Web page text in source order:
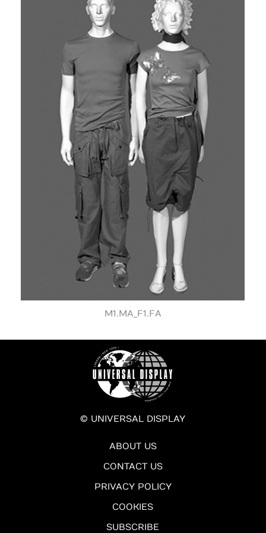
M1.MA_F1.FA
© UNIVERSAL DISPLAY
ABOUT US
CONTACT US
PRIVACY POLICY
COOKIES
SUBSCRIBE